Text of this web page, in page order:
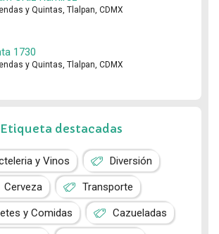
y Quintas, Tlalpan, CDMX
1730
y Quintas, Tlalpan, CDMX
Etiqueta destacadas
y Vinos Diversión
Cerveza Transporte
y Comidas Cazueladas